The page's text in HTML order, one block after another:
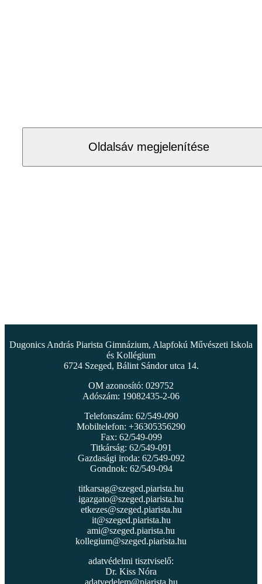
Oldalsáv megjelenítése
Dugonics András Piarista Gimnázium, Alapfokú Művészeti Iskola
és Kollégium
6724 Szeged, Bálint Sándor utca 14.
OM azonosító: 029752
Adószám: 19082435-2-06
Telefonszám: 62/549-090
Mobiltelefon: +36305356290
Fax: 62/549-099
Titkárság: 62/549-091
Gazdasági iroda: 62/549-092
Gondnok: 62/549-094
titkarsag@szeged.piarista.hu
igazgato@szeged.piarista.hu
etkezes@szeged.piarista.hu
it@szeged.piarista.hu
ami@szeged.piarista.hu
kollegium@szeged.piarista.hu
adatvédelmi tisztviselő:
Dr. Kiss Nóra
adatvedelem@piarista.hu